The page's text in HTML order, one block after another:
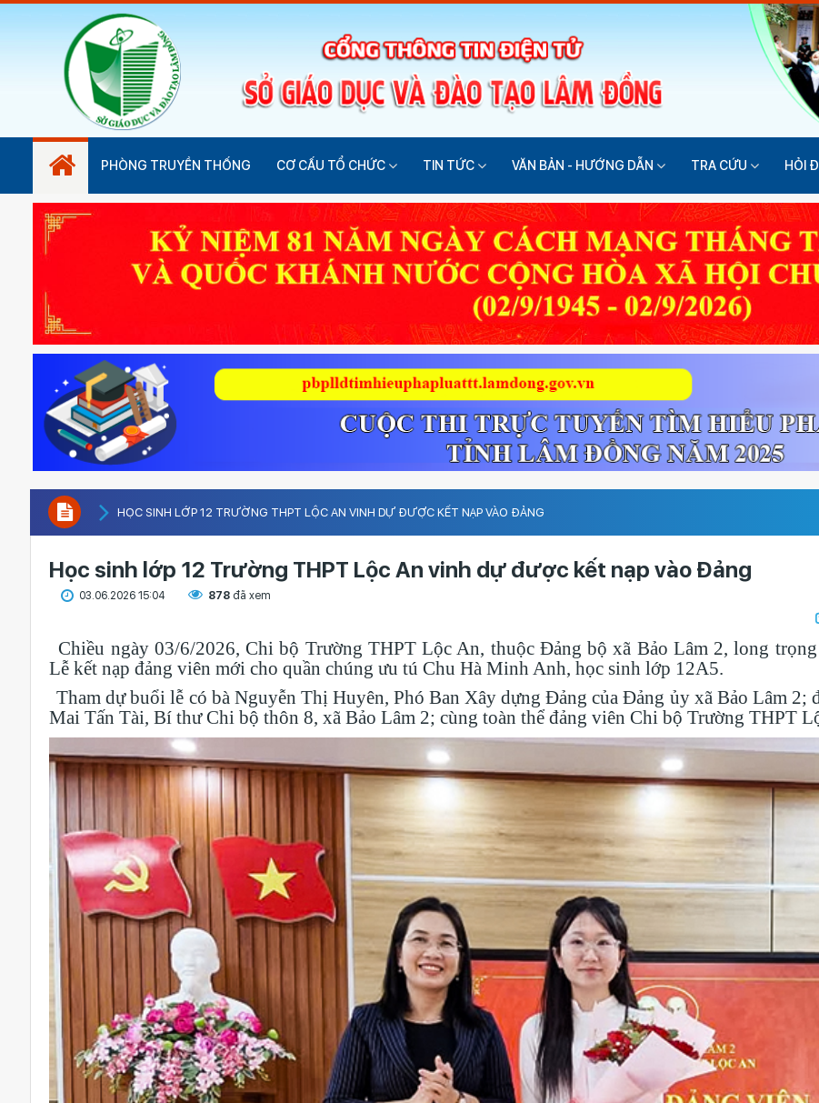
PHÒNG TRUYỀN THỐNG CƠ CẤU TỔ CHỨC TIN TỨC VĂN BẢN - HƯỚNG DẪN TRA CỨU HỎI
HỌC SINH LỚP 12 TRƯỜNG THPT LỘC AN VINH DỰ ĐƯỢC KẾT NẠP VÀO ĐẢNG
Học sinh lớp 12 Trường THPT Lộc An vinh dự được kết nạp vào Đảng
03.06.2026 15:04 878 đã xem
Chiều ngày 03/6/2026, Chi bộ Trường THPT Lộc An, thuộc Đảng bộ xã Bảo Lâm 2, long
Lễ kết nạp đảng viên mới cho quần chúng ưu tú Chu Hà Minh Anh, học sinh lớp 12A5.
Tham dự buổi lễ có bà Nguyễn Thị Huyên, Phó Ban Xây dựng Đảng của Đảng ủy xã Bảo Lâm 2;
Mai Tấn Tài, Bí thư Chi bộ thôn 8, xã Bảo Lâm 2; cùng toàn thể đảng viên Chi bộ Trường THPT